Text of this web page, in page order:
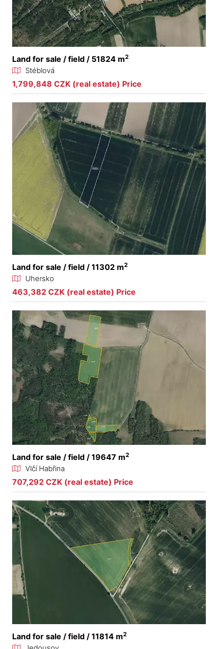
Land for sale / field / 51824 m2
Stéblová
1,799,848 CZK (real estate) Price
Land for sale / field / 11302 m2
Uhersko
463,382 CZK (real estate) Price
Land for sale / field / 19647 m2
Vlčí Habřina
707,292 CZK (real estate) Price
Land for sale / field / 11814 m2